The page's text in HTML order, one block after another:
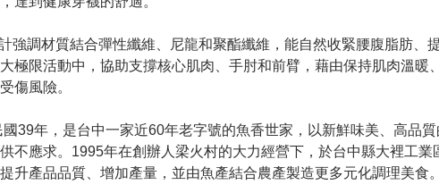
強調材質結合彈性纖維、尼龍和聚酯纖維，能自然收緊腰腹脂肪、
極限活動中，協助支撐核心肌肉、手肘和前臂，藉由保持肌肉溫暖
傷風險。
39年，是台中一家近60年老字號的魚香世家，以新鮮味美、高品質
不應求。1995年在創辦人梁火村的大力經營下，於台中縣大裡工業
升產品品質、增加產量，並由魚產結合農產製造更多元化調理美食